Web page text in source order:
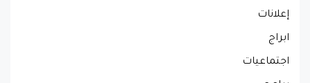
إعلانات
ابراج
اجتماعيات